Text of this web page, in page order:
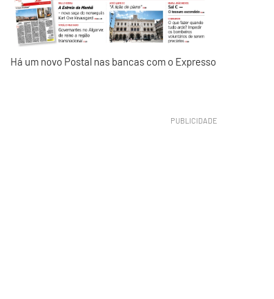
Há um novo Postal nas bancas com o Expresso